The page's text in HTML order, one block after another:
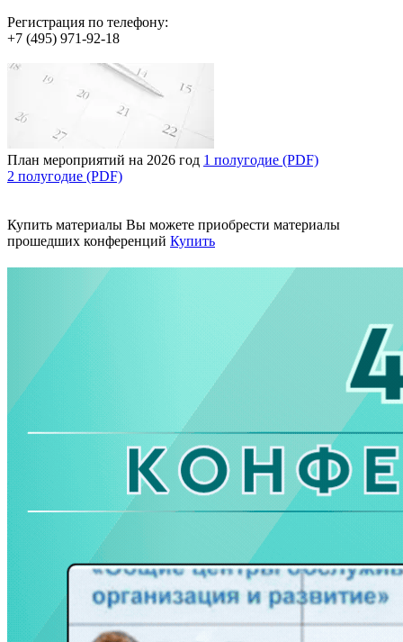
Регистрация по телефону:
+7 (495) 971-92-18
План мероприятий на 2026 год 1 полугодие (PDF)
2 полугодие (PDF)
Купить материалы Вы можете приобрести материалы
прошедших конференций Купить